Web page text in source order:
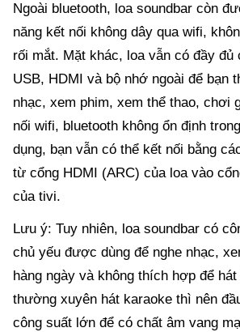
Ngoài bluetooth, loa soundbar còn
năng kết nối không dây qua wifi,
rối mắt. Mặt khác, loa vẫn có đầy đủ
USB, HDMI và bộ nhớ ngoài để bạn
nhạc, xem phim, xem thể thao, chơi
nối wifi, bluetooth không ổn định
dụng, bạn vẫn có thể kết nối bằng
từ cổng HDMI (ARC) của loa vào
của tivi.
Lưu ý: Tuy nhiên, loa soundbar có
chủ yếu được dùng để nghe nhạc,
hàng ngày và không thích hợp để
thường xuyên hát karaoke thì nên
công suất lớn để có chất âm vang